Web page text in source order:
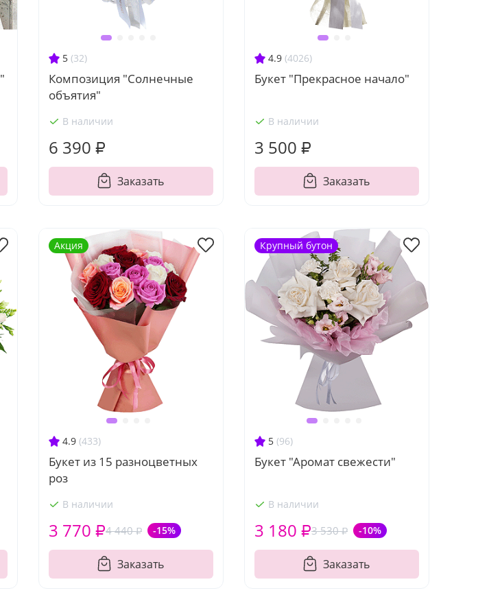
5 (32)
Композиция "Солнечные
объятия"
В наличии
6 390 ₽
Заказать
4.9 (4026)
Букет "Прекрасное начало"
В наличии
3 500 ₽
Заказать
4.9 (433)
Букет из 15 разноцветных
роз
В наличии
4 440 ₽ -15%
3 770 ₽
Заказать
Акция
5 (96)
Букет "Аромат свежести"
В наличии
3 530 ₽ -10%
3 180 ₽
Заказать
Крупный бутон